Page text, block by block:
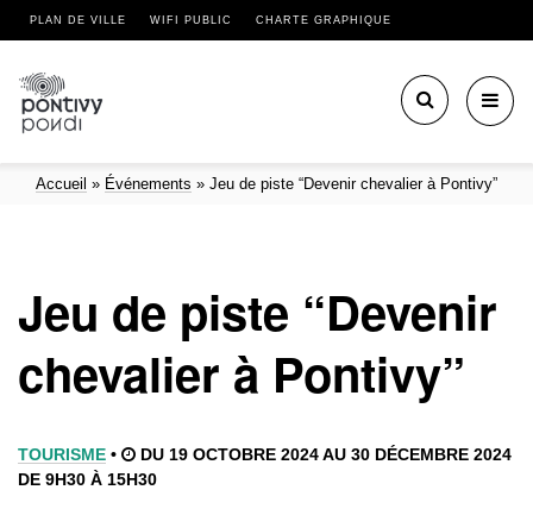
PLAN DE VILLE WIFI PUBLIC CHARTE GRAPHIQUE
Accueil » Événements » Jeu de piste “Devenir chevalier à Pontivy”
Jeu de piste “Devenir
chevalier à Pontivy”
TOURISME •
DU 19 OCTOBRE 2024 AU 30 DÉCEMBRE 2024
DE 9H30 À 15H30